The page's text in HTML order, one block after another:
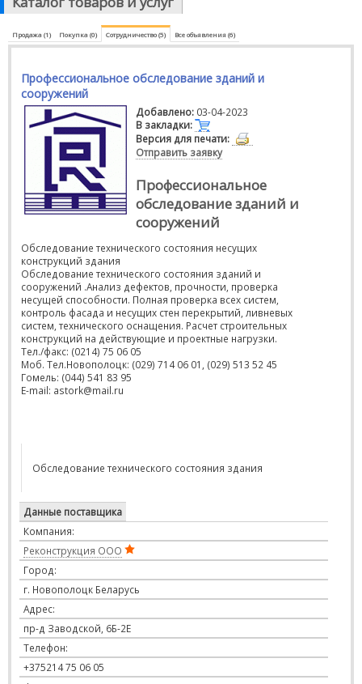
Продажа (1) Покупка (0) Сотрудничество (5) Все объявления (6)
Профессиональное обследование зданий и
сооружений
Добавлено: 03-04-2023
В закладки:
Версия для печати:
Отправить заявку
Профессиональное
обследование зданий и
сооружений
Обследование технического состояния несущих
конструкций здания
Обследование технического состояния зданий и
сооружений .Анализ дефектов, прочности, проверка
несущей способности. Полная проверка всех систем,
контроль фасада и несущих стен перекрытий, ливневых
систем, технического оснащения. Расчет строительных
конструкций на действующие и проектные нагрузки.
Тел./факс: (0214) 75 06 05
Моб. Тел.Новополоцк: (029) 714 06 01, (029) 513 52 45
Гомель: (044) 541 83 95
E-mail: astork@mail.ru
Обследование технического состояния здания
Данные поставщика
Компания:
Реконструкция ООО
Город:
г. Новополоцк Беларусь
Адрес:
пр-д Заводской, 6Б-2Е
Телефон:
+375214 75 06 05